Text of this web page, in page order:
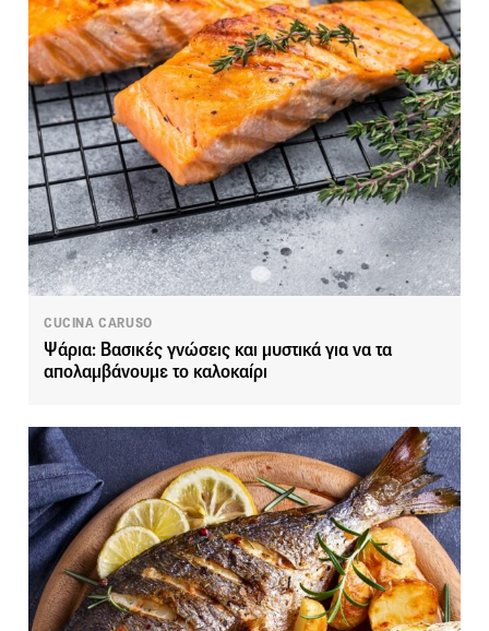
CUCINA CARUSO
Ψάρια: Βασικές γνώσεις και μυστικά για να τα
απολαμβάνουμε το καλοκαίρι